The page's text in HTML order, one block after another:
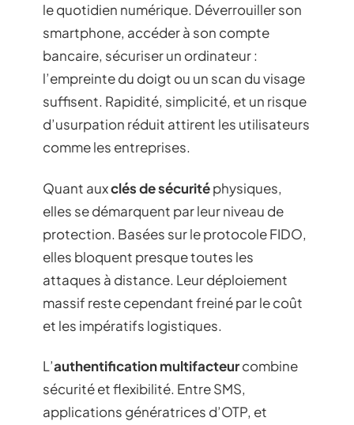
le quotidien numérique. Déverrouiller son
smartphone, accéder à son compte
bancaire, sécuriser un ordinateur :
l’empreinte du doigt ou un scan du visage
suffisent. Rapidité, simplicité, et un risque
d’usurpation réduit attirent les utilisateurs
comme les entreprises.
Quant auxclés de sécuritéphysiques,
elles se démarquent par leur niveau de
protection. Basées sur le protocole FIDO,
elles bloquent presque toutes les
attaques à distance. Leur déploiement
massif reste cependant freiné par le coût
et les impératifs logistiques.
L’authentification multifacteurcombine
sécurité et flexibilité. Entre SMS,
applications génératrices d’OTP, et